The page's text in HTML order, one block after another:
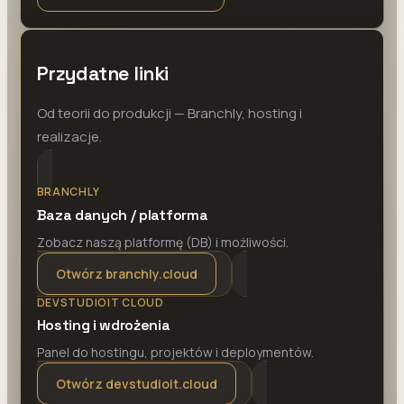
Przydatne linki
Od teorii do produkcji — Branchly, hosting i
realizacje.
BRANCHLY
Baza danych / platforma
Zobacz naszą platformę (DB) i możliwości.
Otwórz branchly.cloud
DEVSTUDIOIT CLOUD
Hosting i wdrożenia
Panel do hostingu, projektów i deploymentów.
Otwórz devstudioit.cloud